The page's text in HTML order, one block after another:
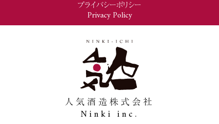
プライバシーポリシー
Privacy Policy
人気酒造株式会社
Ninki inc.